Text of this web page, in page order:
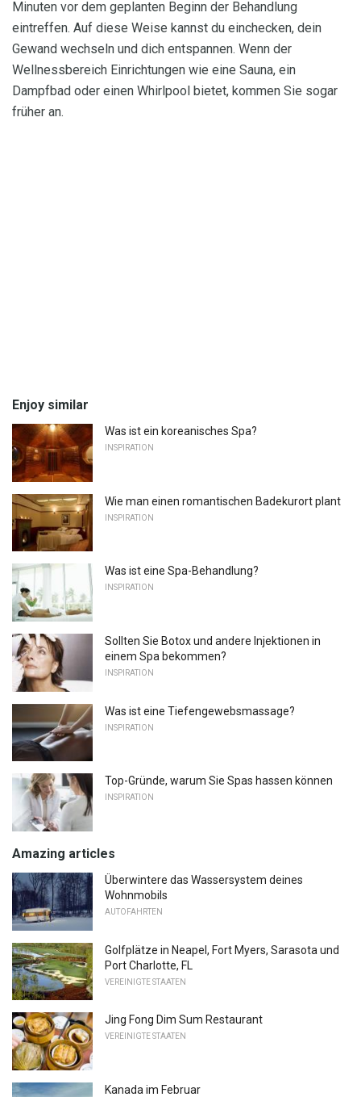
Minuten vor dem geplanten Beginn der Behandlung
eintreffen. Auf diese Weise kannst du einchecken, dein
Gewand wechseln und dich entspannen. Wenn der
Wellnessbereich Einrichtungen wie eine Sauna, ein
Dampfbad oder einen Whirlpool bietet, kommen Sie sogar
früher an.
Enjoy similar
Was ist ein koreanisches Spa?
INSPIRATION
Wie man einen romantischen Badekurort plant
INSPIRATION
Was ist eine Spa-Behandlung?
INSPIRATION
Sollten Sie Botox und andere Injektionen in
einem Spa bekommen?
INSPIRATION
Was ist eine Tiefengewebsmassage?
INSPIRATION
Top-Gründe, warum Sie Spas hassen können
INSPIRATION
Amazing articles
Überwintere das Wassersystem deines
Wohnmobils
AUTOFAHRTEN
Golfplätze in Neapel, Fort Myers, Sarasota und
Port Charlotte, FL
VEREINIGTE STAATEN
Jing Fong Dim Sum Restaurant
VEREINIGTE STAATEN
Kanada im Februar